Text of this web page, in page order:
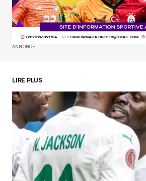
SUBMIT COMMENT
ANNONCE
LIRE PLUS